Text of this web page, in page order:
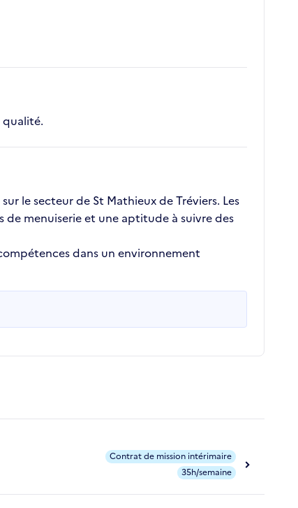
qualité.
le secteur de St Mathieux de Tréviers. Les
menuiserie et une aptitude à suivre des
dans un environnement
Contrat de mission intérimaire
35h/semaine